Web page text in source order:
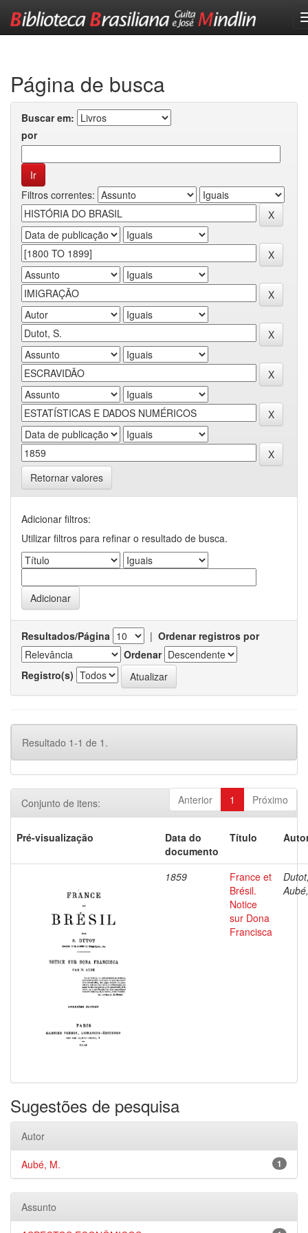
Página de busca
Buscar em:
por
Filtros correntes:
Retornar valores
Adicionar filtros:
Utilizar filtros para refinar o resultado de busca.
Resultados/Página | Ordenar registros por
Ordenar
Registro(s)
Resultado 1-1 de 1.
Anterior 1 Próximo
Conjunto de itens:
Pré-visualização
Data do
documento
Título
1859
France et
Brésil.
Notice
sur Dona
Francisca
Sugestões de pesquisa
Autor
1
Aubé, M.
Assunto